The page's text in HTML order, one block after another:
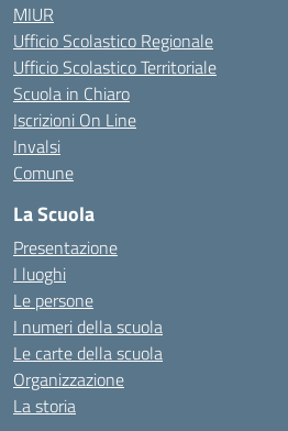
MIUR
Ufficio Scolastico Regionale
Ufficio Scolastico Territoriale
Scuola in Chiaro
Iscrizioni On Line
Invalsi
Comune
La Scuola
Presentazione
I luoghi
Le persone
I numeri della scuola
Le carte della scuola
Organizzazione
La storia